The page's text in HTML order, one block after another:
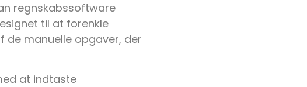
regnskabssoftware
til at forenkle
manuelle opgaver, der
at indtaste